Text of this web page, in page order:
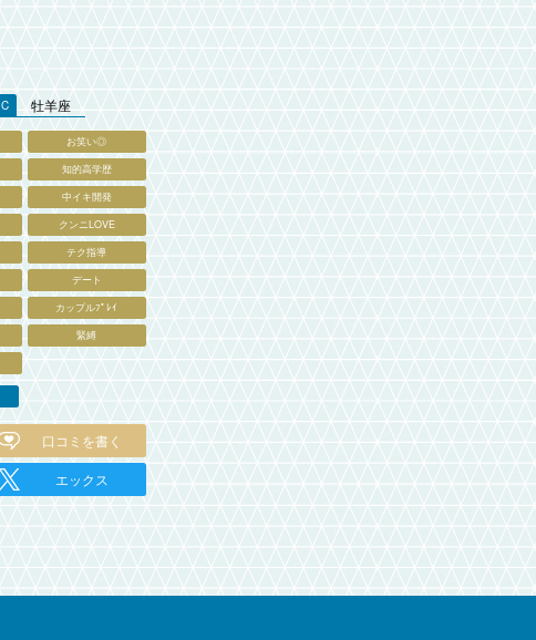
牡羊座
お笑い◎
知的高学歴
中イキ開発
クンニLOVE
テク指導
デート
カップルﾌﾟﾚｲ
緊縛
口コミを書く
エックス